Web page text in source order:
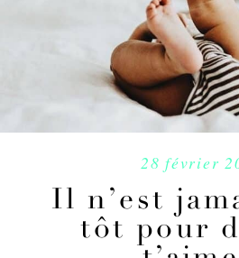
28 février
Il n’est
tôt pour